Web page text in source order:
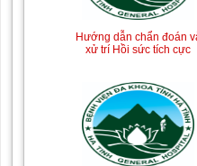
Tài liệu Hướng dẫn
phòng ngừa nhiễm